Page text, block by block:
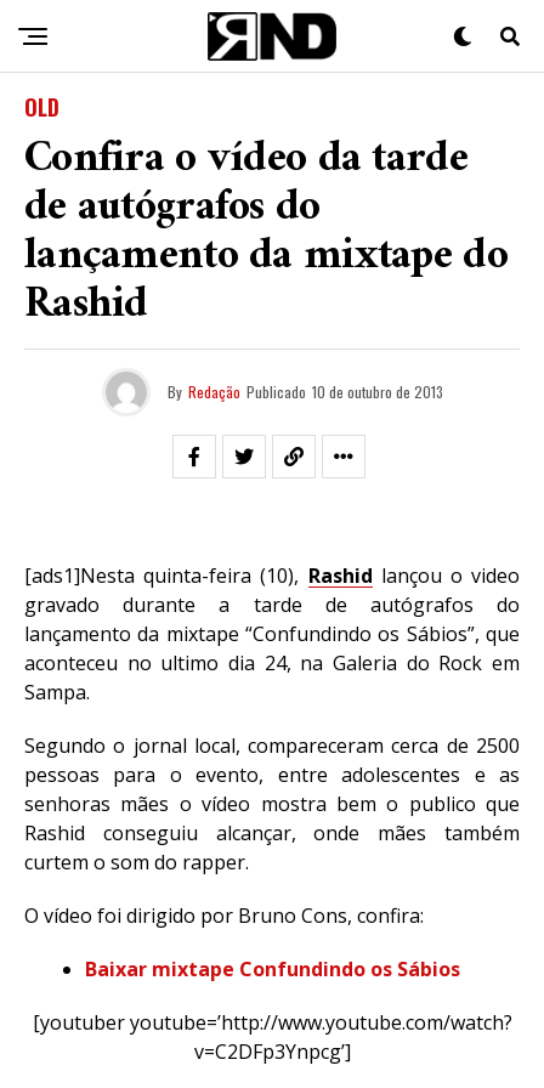
OLD
Confira o vídeo da tarde
de autógrafos do
lançamento da mixtape do
Rashid
By Redação Publicado 10 de outubro de 2013
[ads1]Nesta quinta-feira (10), Rashid lançou o video
gravado durante a tarde de autógrafos do
lançamento da mixtape “Confundindo os Sábios”, que
aconteceu no ultimo dia 24, na Galeria do Rock em
Sampa.
Segundo o jornal local, compareceram cerca de 2500
pessoas para o evento, entre adolescentes e as
senhoras mães o vídeo mostra bem o publico que
Rashid conseguiu alcançar, onde mães também
curtem o som do rapper.
O vídeo foi dirigido por Bruno Cons, confira:
Baixar mixtape Confundindo os Sábios
[youtuber youtube=’http://www.youtube.com/watch?
v=C2DFp3Ynpcg’]